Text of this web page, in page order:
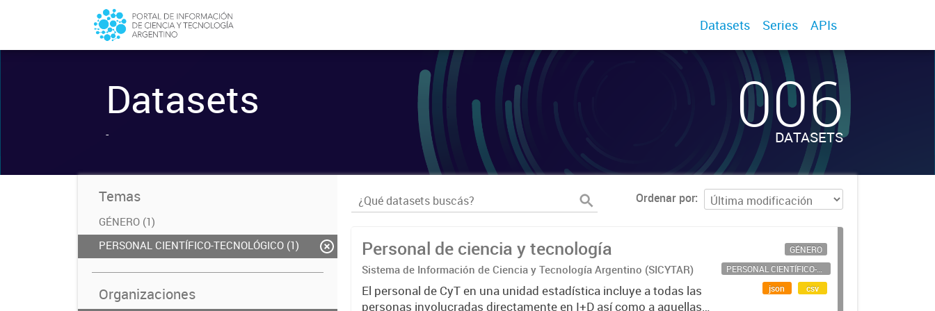
Datasets Series APIs
Datasets
- 006
DATASETS
Temas
GÉNERO (1)
PERSONAL CIENTÍFICO-TECNOLÓGICO (1)
Organizaciones
Ordenar por
Personal de ciencia y tecnología
Sistema de Información de Ciencia y Tecnología Argentino (SICYTAR)
El personal de CyT en una unidad estadística incluye a todas las
personas involucradas directamente en I+D así como a aquellas
GÉNERO
PERSONAL CIENTÍFICO-TECNOLÓGICO
json
csv